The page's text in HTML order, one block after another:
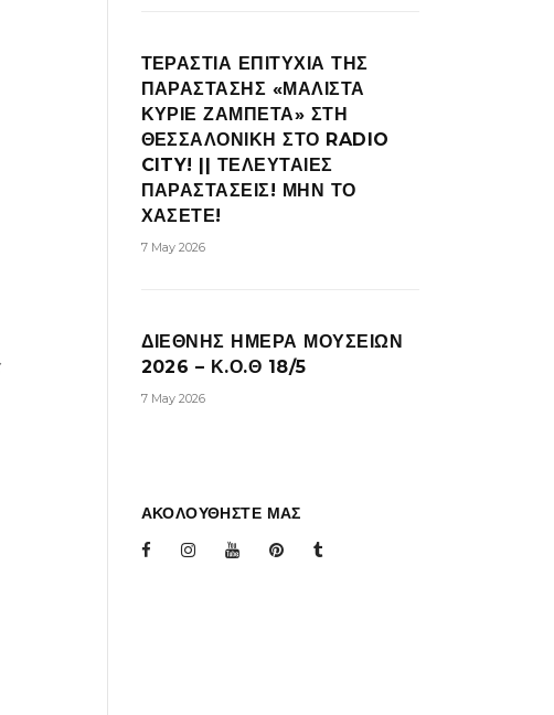
ΤΕΡΑΣΤΙΑ ΕΠΙΤΥΧΙΑ ΤΗΣ
ΠΑΡΑΣΤΑΣΗΣ «ΜΑΛΙΣΤΑ
ΚΥΡΙΕ ΖΑΜΠΕΤΑ» ΣΤΗ
ΘΕΣΣΑΛΟΝΙΚΗ ΣΤΟ RADIO
CITY! || ΤΕΛΕΥΤΑΙΕΣ
ΠΑΡΑΣΤΑΣΕΙΣ! ΜΗΝ ΤΟ
ΧΑΣΕΤΕ!
7 May 2026
ΔΙΕΘΝΗΣ ΗΜΕΡΑ ΜΟΥΣΕΙΩΝ
2026 – Κ.Ο.Θ 18/5
7 May 2026
ΑΚΟΛΟΥΘΗΣΤΕ ΜΑΣ